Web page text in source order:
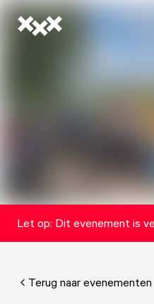
Let op: Dit evenement is
Terug naar evenementen